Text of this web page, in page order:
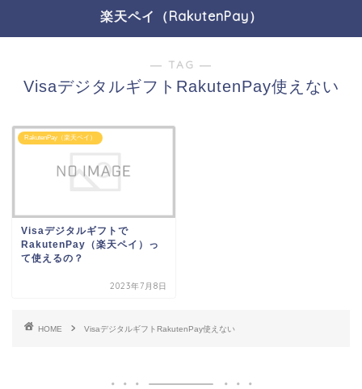
楽天ペイ（RakutenPay）
― TAG ―
VisaデジタルギフトRakutenPay使えない
RakutenPay（楽天ペイ）
Visaデジタルギフトで
RakutenPay（楽天ペイ）っ
て使えるの？
2023年7月8日
HOME VisaデジタルギフトRakutenPay使えない